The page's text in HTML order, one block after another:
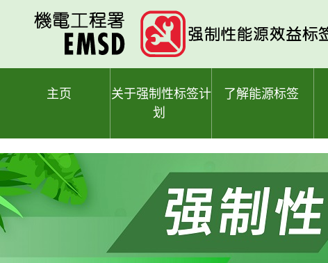
主页
关于强制性标签计
划
了解能源标签